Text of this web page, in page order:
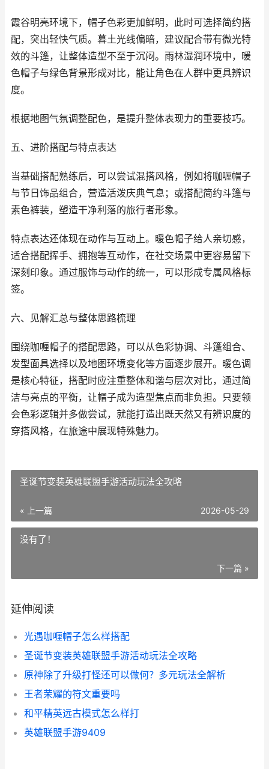
霞谷明亮环境下，帽子色彩更加鲜明，此时可选择简约搭
配，突出轻快气质。暮土光线偏暗，建议配合带有微光特
效的斗篷，让整体造型不至于沉闷。雨林湿润环境中，暖
色帽子与绿色背景形成对比，能让角色在人群中更具辨识
度。
根据地图气氛调整配色，是提升整体表现力的重要技巧。
五、进阶搭配与特点表达
当基础搭配熟练后，可以尝试混搭风格，例如将咖喱帽子
与节日饰品组合，营造活泼庆典气息；或搭配简约斗篷与
素色裤装，塑造干净利落的旅行者形象。
特点表达还体现在动作与互动上。暖色帽子给人亲切感，
适合搭配挥手、拥抱等互动作，在社交场景中更容易留下
深刻印象。通过服饰与动作的统一，可以形成专属风格标
签。
六、见解汇总与整体思路梳理
围绕咖喱帽子的搭配思路，可以从色彩协调、斗篷组合、
发型面具选择以及地图环境变化等方面逐步展开。暖色调
是核心特征，搭配时应注重整体和谐与层次对比，通过简
洁与亮点的平衡，让帽子成为造型焦点而非负担。只要领
会色彩逻辑并多做尝试，就能打造出既天然又有辨识度的
穿搭风格，在旅途中展现特殊魅力。
圣诞节变装英雄联盟手游活动玩法全攻略
« 上一篇 2026-05-29
没有了！
下一篇 »
延伸阅读
光遇咖喱帽子怎么样搭配
圣诞节变装英雄联盟手游活动玩法全攻略
原神除了升级打怪还可以做何？多元玩法全解析
王者荣耀的符文重要吗
和平精英远古模式怎么样打
英雄联盟手游9409